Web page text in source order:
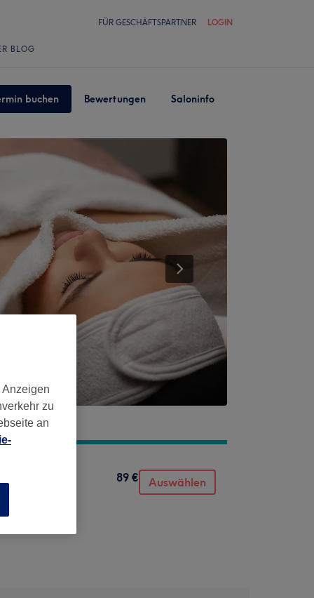
FÜR GESCHÄFTSPARTNER LOGIN
BLOG
buchen Bewertungen Saloninfo
89 € Auswählen
zu
an